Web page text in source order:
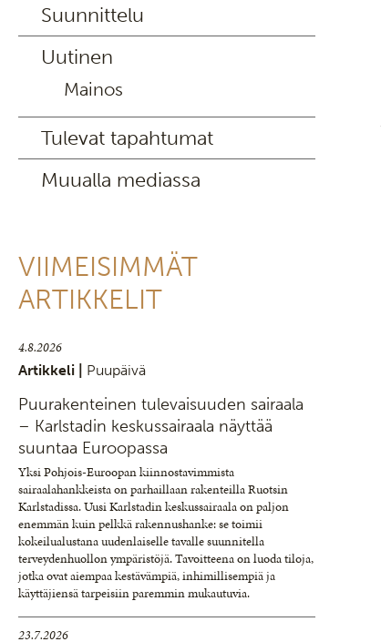
Suunnittelu
Uutinen
Mainos
Tulevat tapahtumat
Muualla mediassa
VIIMEISIMMÄT
ARTIKKELIT
4.8.2026
Artikkeli | Puupäivä
Puurakenteinen tulevaisuuden sairaala
– Karlstadin keskussairaala näyttää
suuntaa Euroopassa
Yksi Pohjois-Euroopan kiinnostavimmista
sairaalahankkeista on parhaillaan rakenteilla Ruotsin
Karlstadissa. Uusi Karlstadin keskussairaala on paljon
enemmän kuin pelkkä rakennushanke: se toimii
kokeilualustana uudenlaiselle tavalle suunnitella
terveydenhuollon ympäristöjä. Tavoitteena on luoda tiloja,
jotka ovat aiempaa kestävämpiä, inhimillisempiä ja
käyttäjiensä tarpeisiin paremmin mukautuvia.
23.7.2026